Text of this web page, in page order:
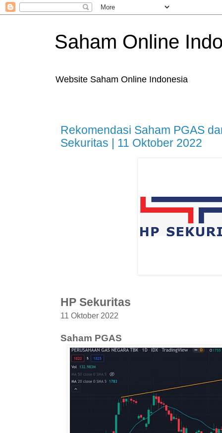
Saham Online
Website Saham Online Indonesia
Rekomendasi Saham PGAS
Sekuritas | 11 Oktober 2022
HP Sekuritas
11 Oktober 2022
Saham PGAS